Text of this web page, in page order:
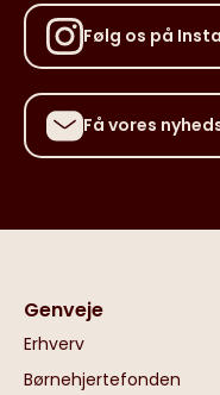
Følg os på
Få vores
Genveje
Erhverv
Børnehjertefonden